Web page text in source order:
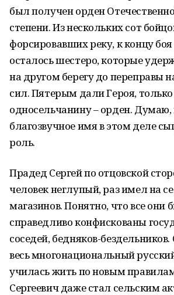
был получен орден
степени. Из нескольких сот
форсировавших реку, к концу
осталось шестеро, которые
на другом берегу до переправы
сил. Пятерым дали Героя,
односельчанину – орден. Думаю,
благозвучное имя в этом деле
роль.
Прадед Сергей по отцовской
человек неглупый, раз имел на
магазинов. Понятно, что все они
справедливо конфискованы
соседей, бедняков-бездельников.
весь многонациональный
училась жить по новым
Сергеевич даже стал сельским